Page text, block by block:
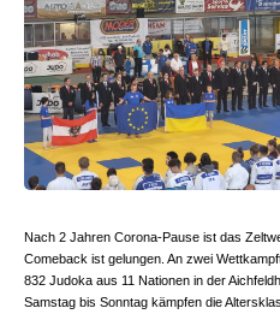
Nach 2 Jahren Corona-Pause ist das
Comeback ist gelungen. An zwei
832 Judoka aus 11 Nationen in der
Samstag bis Sonntag kämpfen die